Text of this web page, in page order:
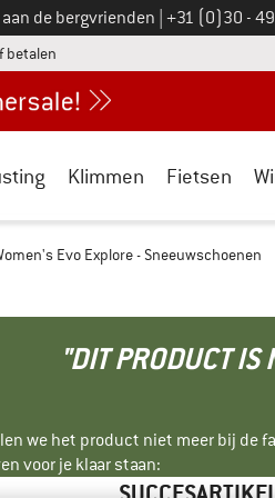
de bergvrienden Bel ons op
+31 (0)30 -
betalen vind de betalingsinformatie
Klimmen Fietsen
Evo Explore - Sneeuwschoenen
"DIT PRODUCT IS
we het product niet meer bij de
voor je klaar staan: